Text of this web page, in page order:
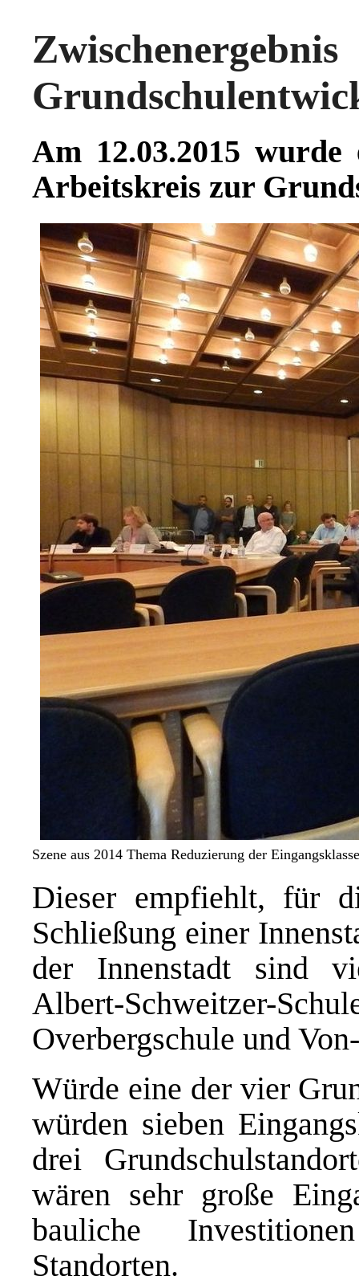
Am 12.03.2015
Arbeitskreis zur
Szene aus 2014 Thema Reduzierung der
Dieser empfiehlt, für
Schließung einer
der Innenstadt sind
Albert-Schweitzer-
Overbergschule und
Würde eine der vier
würden sieben
drei
wären sehr große
bauliche
Standorten.